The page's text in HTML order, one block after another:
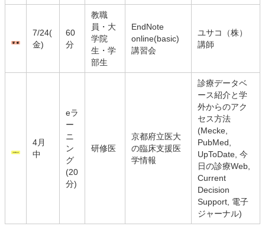
7/24(
金)
60
分
教職
員・大
学院
生・学
部生
EndNote
online(basic)
講習会
ユサコ（株）
講師
4月
中
eラ
ー
ニ
ン
グ
(20
分)
研修医
京都府立医大
の臨床支援医
学情報
診療データベ
ース紹介と学
外からのアク
セス方法
(Mecke,
PubMed,
UpToDate, 今
日の診療Web,
Current
Decision
Support, 電子
ジャーナル)